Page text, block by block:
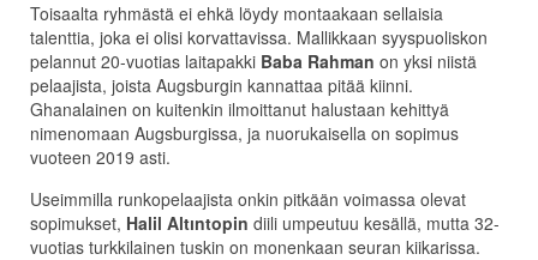
Toisaalta ryhmästä ei ehkä löydy montaakaan sellaisia
talenttia, joka ei olisi korvattavissa. Mallikkaan syyspuoliskon
pelannut 20-vuotias laitapakki Baba Rahman on yksi niistä
pelaajista, joista Augsburgin kannattaa pitää kiinni.
Ghanalainen on kuitenkin ilmoittanut halustaan kehittyä
nimenomaan Augsburgissa, ja nuorukaisella on sopimus
vuoteen 2019 asti.
Useimmilla runkopelaajista onkin pitkään voimassa olevat
sopimukset, Halil Altıntopin diili umpeutuu kesällä, mutta 32-
vuotias turkkilainen tuskin on monenkaan seuran kiikarissa.